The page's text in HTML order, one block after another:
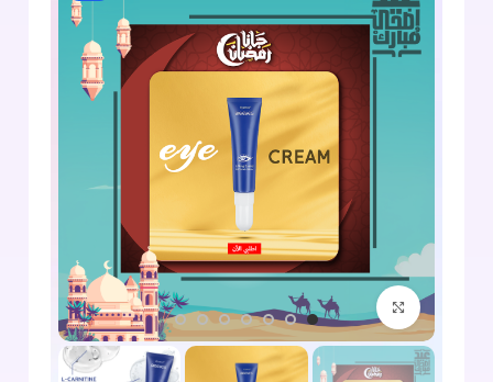
اضغط للتكبير